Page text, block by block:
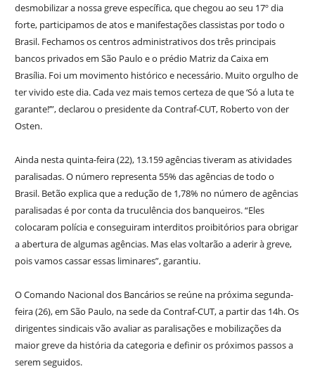
desmobilizar a nossa greve específica, que chegou ao seu 17º dia
forte, participamos de atos e manifestações classistas por todo o
Brasil. Fechamos os centros administrativos dos três principais
bancos privados em São Paulo e o prédio Matriz da Caixa em
Brasília. Foi um movimento histórico e necessário. Muito orgulho de
ter vivido este dia. Cada vez mais temos certeza de que ‘Só a luta te
garante!’”, declarou o presidente da Contraf-CUT, Roberto von der
Osten.
Ainda nesta quinta-feira (22), 13.159 agências tiveram as atividades
paralisadas. O número representa 55% das agências de todo o
Brasil. Betão explica que a redução de 1,78% no número de agências
paralisadas é por conta da truculência dos banqueiros. “Eles
colocaram polícia e conseguiram interditos proibitórios para obrigar
a abertura de algumas agências. Mas elas voltarão a aderir à greve,
pois vamos cassar essas liminares”, garantiu.
O Comando Nacional dos Bancários se reúne na próxima segunda-
feira (26), em São Paulo, na sede da Contraf-CUT, a partir das 14h. Os
dirigentes sindicais vão avaliar as paralisações e mobilizações da
maior greve da história da categoria e definir os próximos passos a
serem seguidos.